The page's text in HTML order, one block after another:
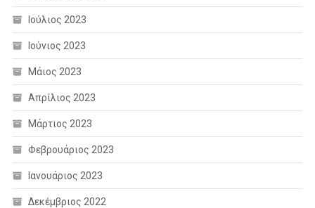
Ιούλιος 2023
Ιούνιος 2023
Μάιος 2023
Απρίλιος 2023
Μάρτιος 2023
Φεβρουάριος 2023
Ιανουάριος 2023
Δεκέμβριος 2022